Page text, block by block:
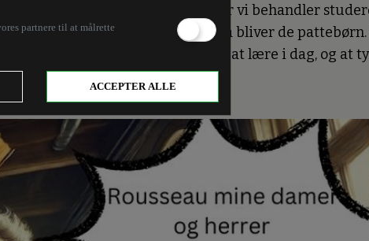
partnere til at målrette
ACCEPTER ALLE
op med at have dem. Og når vi behandler
behandler folk som pattebørn, så bliver de
fremmedsprog, vi forsøger at lære i dag, og at